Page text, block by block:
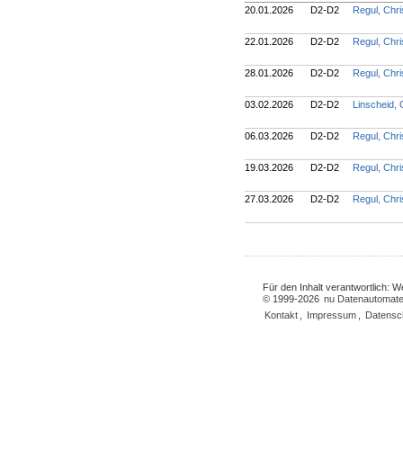
20.01.2026 D2-D2 Regul,
22.01.2026 D2-D2 Regul,
28.01.2026 D2-D2 Regul,
03.02.2026 D2-D2 Linscheid,
06.03.2026 D2-D2 Regul,
19.03.2026 D2-D2 Regul,
27.03.2026 D2-D2 Regul,
Für den Inhalt verantwortlich:
© 1999-2026 nu
Kontakt
Impressum